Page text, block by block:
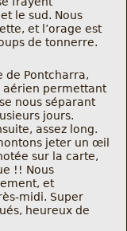
le sud. Nous
et l’orage est
de tonnerre.
de Pontcharra,
aérien permettant
nous séparant
jours.
assez long.
jeter un œil
sur la carte,
!! Nous
et
midi. Super
heureux de